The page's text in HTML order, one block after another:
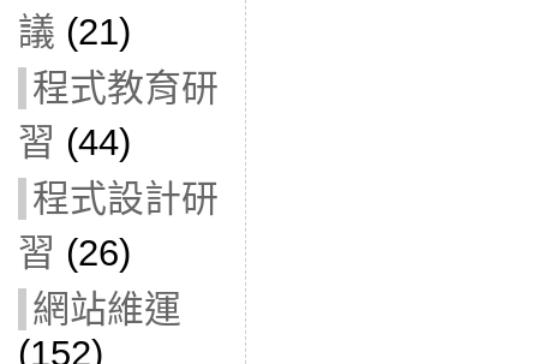
議 (21)
程式教育研
習 (44)
程式設計研
習 (26)
網站維運
(152)